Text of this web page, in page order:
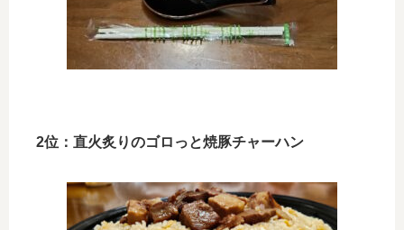
2位：直火炙りのゴロっと焼豚チャーハン